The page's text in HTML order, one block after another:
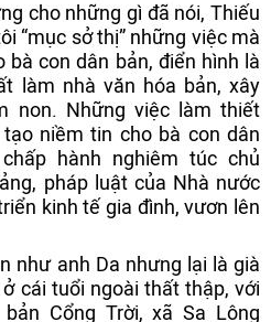
cho những gì đã nói, Thiếu
“mục sở thị” những việc mà
bà con dân bản, điển hình là
làm nhà văn hóa bản, xây
non. Những việc làm thiết
niềm tin cho bà con dân
hành nghiêm túc chủ
pháp luật của Nhà nước
kinh tế gia đình, vươn lên
như anh Da nhưng lại là già
cái tuổi ngoài thất thập, với
Cổng Trời, xã Sa Lông